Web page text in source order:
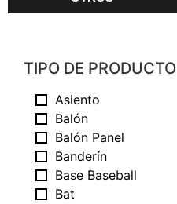
TIPO DE PRODUCTO
Asiento
Balón
Balón Panel
Banderín
Base Baseball
Bat